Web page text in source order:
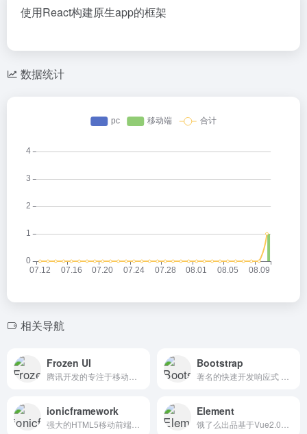
使用React构建原生app的框架
数据统计
相关导航
Frozen UI Bootstrap
ionicframework Element